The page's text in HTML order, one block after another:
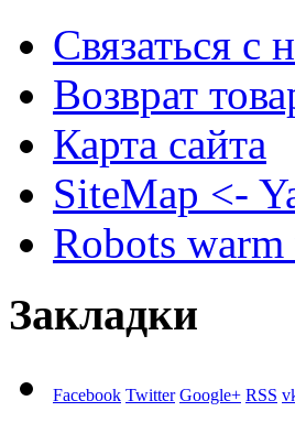
Связаться с
Возврат
Карта сайта
SiteMap <-
Robots
Закладки
Facebook Twitter Google+ RSS